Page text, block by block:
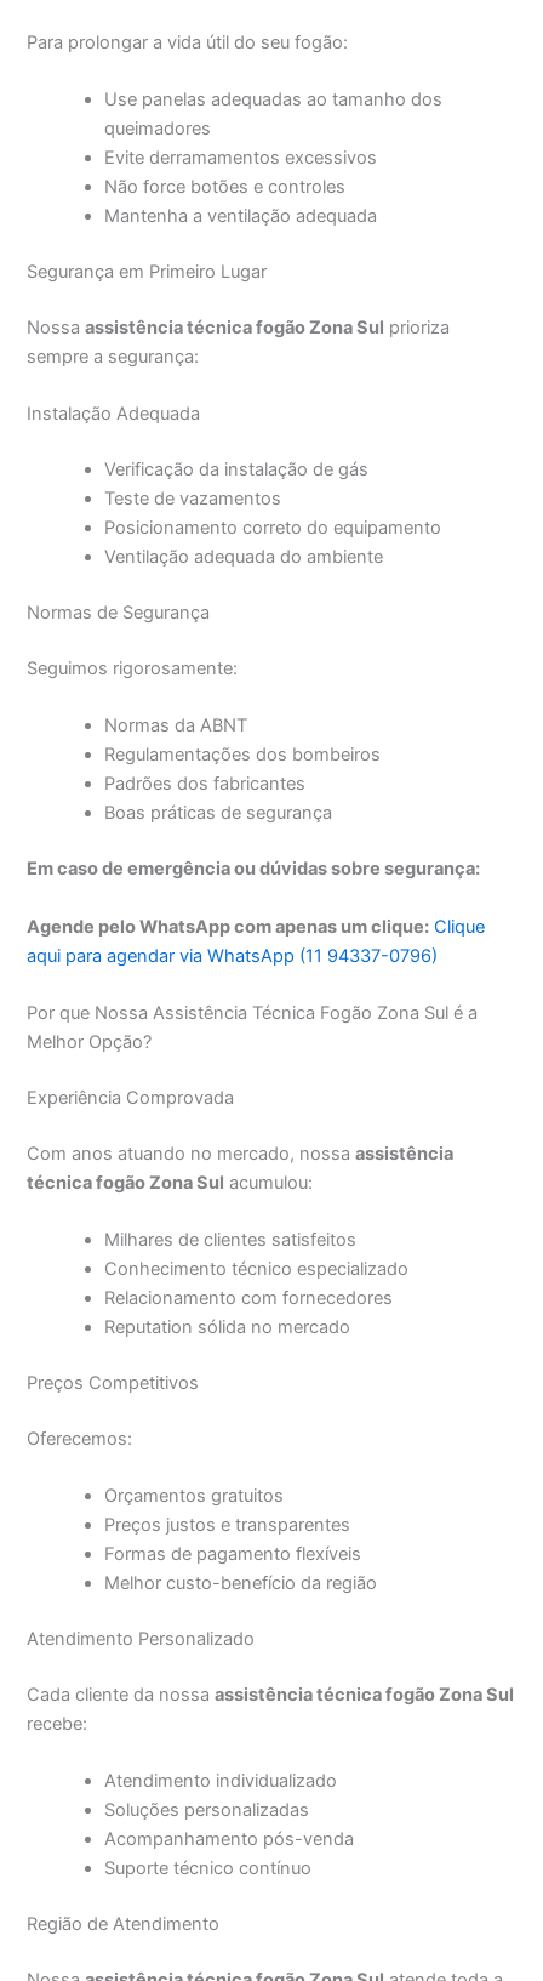
Para prolongar a vida útil do seu fogão:
Use panelas adequadas ao tamanho dos
queimadores
Evite derramamentos excessivos
Não force botões e controles
Mantenha a ventilação adequada
Segurança em Primeiro Lugar
Nossaassistência técnica fogão Zona Sul prioriza
sempre a segurança:
Instalação Adequada
Verificação da instalação de gás
Teste de vazamentos
Posicionamento correto do equipamento
Ventilação adequada do ambiente
Normas de Segurança
Seguimos rigorosamente:
Normas da ABNT
Regulamentações dos bombeiros
Padrões dos fabricantes
Boas práticas de segurança
Em caso de emergência ou dúvidas sobre segurança:
Agende pelo WhatsApp com apenas um clique: Clique
aqui para agendar via WhatsApp (11 94337-0796)
Por que Nossa Assistência Técnica Fogão Zona Sul é a
Melhor Opção?
Experiência Comprovada
Com anos atuando no mercado, nossaassistência
técnica fogão Zona Sul acumulou:
Milhares de clientes satisfeitos
Conhecimento técnico especializado
Relacionamento com fornecedores
Reputation sólida no mercado
Preços Competitivos
Oferecemos:
Orçamentos gratuitos
Preços justos e transparentes
Formas de pagamento flexíveis
Melhor custo-benefício da região
Atendimento Personalizado
Cada cliente da nossaassistência técnica fogão Zona Sul
recebe:
Atendimento individualizado
Soluções personalizadas
Acompanhamento pós-venda
Suporte técnico contínuo
Região de Atendimento